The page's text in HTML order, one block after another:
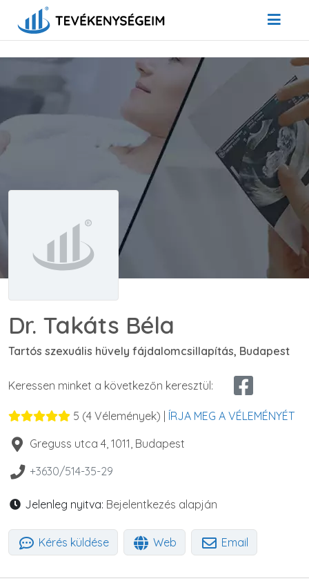
Dr. Takáts Béla
Tartós szexuális hüvely fájdalomcsillapítás, Budapest
Keressen minket a következőn keresztül:
5 (4 Vélemények) | ÍRJA MEG A VÉLEMÉNYÉT
Greguss utca 4, 1011 Budapest
+3630/514-35-29
Jelenleg nyitva: Bejelentkezés alapján
Kérés küldése Web Email